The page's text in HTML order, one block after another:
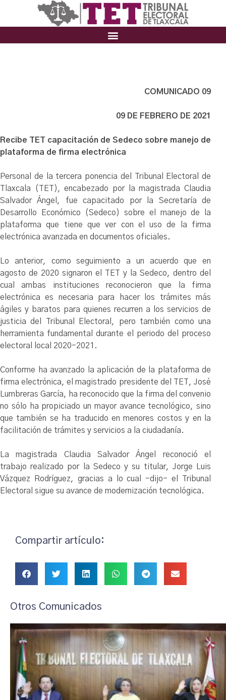
COMUNICADO 09
09 DE FEBRERO DE 2021
Recibe TET capacitación de Sedeco sobre manejo de
plataforma de firma electrónica
Personal de la tercera ponencia del Tribunal Electoral de
Tlaxcala (TET), encabezado por la magistrada Claudia
Salvador Ángel, fue capacitado por la Secretaría de
Desarrollo Económico (Sedeco) sobre el manejo de la
plataforma que tiene que ver con el uso de la firma
electrónica avanzada en documentos oficiales.
Lo anterior, como seguimiento a un acuerdo que en
agosto de 2020 signaron el TET y la Sedeco, dentro del
cual ambas instituciones reconocieron que la firma
electrónica es necesaria para hacer los trámites más
ágiles y baratos para quienes recurren a los servicios de
justicia del Tribunal Electoral, pero también como una
herramienta fundamental durante el periodo del proceso
electoral local 2020-2021.
Conforme ha avanzado la aplicación de la plataforma de
firma electrónica, el magistrado presidente del TET, José
Lumbreras García, ha reconocido que la firma del convenio
no sólo ha propiciado un mayor avance tecnológico, sino
que también se ha traducido en menores costos y en la
facilitación de trámites y servicios a la ciudadanía.
La magistrada Claudia Salvador Ángel reconoció el
trabajo realizado por la Sedeco y su titular, Jorge Luis
Vázquez Rodríguez, gracias a lo cual -dijo- el Tribunal
Electoral sigue su avance de modernización tecnológica.
Compartir artículo:
Otros Comunicados